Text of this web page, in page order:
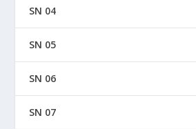
SN 04
SN 05
SN 06
SN 07